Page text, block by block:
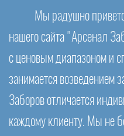
Мы радушно
нашего сайта "Арсенал
с ценовым диапазоном и
занимается возведением
Заборов отличается
каждому клиенту. Мы не